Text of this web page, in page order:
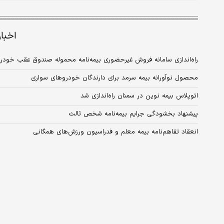
راه‌اندازی سامانه فروش غیرحضوری بیمه‌نامه محموله صندوق عقب
محصول نوآورانه بیمه سرمد برای دارندگان خودروهای سواری
اتوپلاس بیمه نوین در سمنان راه‌‌‌اندازی شد
پیشنهاد بخشودگی جرایم بیمه‌نامه شخص ثالث
انعقاد تفاهم‌نامه بیمه معلم و فدراسیون ورزش‌های همگانی